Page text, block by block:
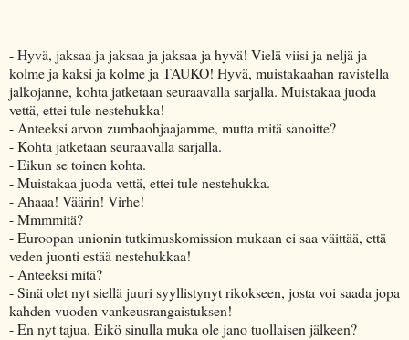
- Hyvä, jaksaa ja jaksaa ja jaksaa ja hyvä! Vielä viisi ja neljä ja
kolme ja kaksi ja kolme ja TAUKO! Hyvä, muistakaahan ravistella
jalkojanne, kohta jatketaan seuraavalla sarjalla. Muistakaa juoda
vettä, ettei tule nestehukka!
- Anteeksi arvon zumbaohjaajamme, mutta mitä sanoitte?
- Kohta jatketaan seuraavalla sarjalla.
- Eikun se toinen kohta.
- Muistakaa juoda vettä, ettei tule nestehukka.
- Ahaaa! Väärin! Virhe!
- Mmmmitä?
- Euroopan unionin tutkimuskomission mukaan ei saa väittää, että
veden juonti estää nestehukkaa!
- Anteeksi mitä?
- Sinä olet nyt siellä juuri syyllistynyt rikokseen, josta voi saada jopa
kahden vuoden vankeusrangaistuksen!
- En nyt tajua. Eikö sinulla muka ole jano tuollaisen jälkeen?